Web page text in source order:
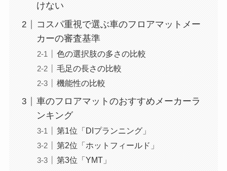
けない
コスパ重視で選ぶ車のフロアマットメー
カーの審査基準
色の選択肢の多さの比較
毛足の長さの比較
機能性の比較
車のフロアマットのおすすめメーカーラ
ンキング
第1位「DIプランニング」
第2位「ホットフィールド」
第3位「YMT」